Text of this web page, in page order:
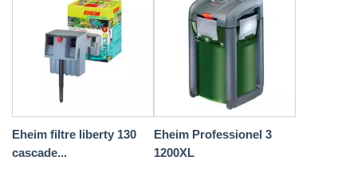
Eheim filtre liberty 130
cascade...
Eheim Professionel 3
1200XL